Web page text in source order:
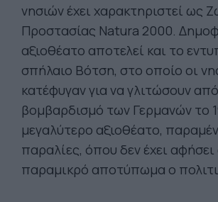
νησιών έχει χαρακτηριστεί ως
Προστασίας Natura 2000.
αξιοθέατο αποτελεί και το
σπήλαιο Βότση, στο οποίο οι
κατέφυγαν για να γλιτώσουν
βομβαρδισμό των Γερμανών το
μεγαλύτερο αξιοθέατο,
παραλίες, όπου δεν έχει
παραμικρό αποτύπωμα ο